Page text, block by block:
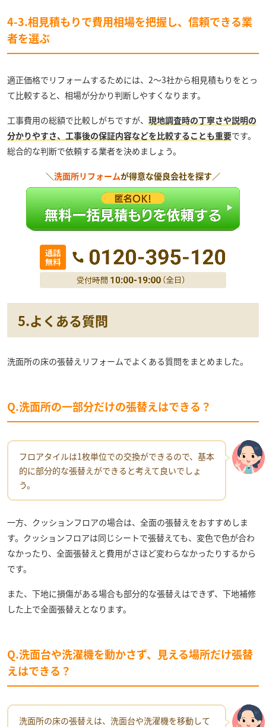
4-3.相見積もりで費用相場を把握し、信頼できる業
者を選ぶ
適正価格でリフォームするためには、2〜3社から相見積もりをとっ
て比較すると、相場が分かり判断しやすくなります。
工事費用の総額で比較しがちですが、 現地調査時の丁寧さや説明の
分かりやすさ、工事後の保証内容などを比較することも重要です。
総合的な判断で依頼する業者を決めましょう。
＼洗面所リフォームが得意な優良会社を探す／
5.よくある質問
洗面所の床の張替えリフォームでよくある質問をまとめました。
Q.洗面所の一部分だけの張替えはできる？
フロアタイルは1枚単位での交換ができるので、基本
的に部分的な張替えができると考えて良いでしょ
う。
一方、クッションフロアの場合は、全面の張替えをおすすめしま
す。クッションフロアは同じシートで張替えても、変色で色が合わ
なかったり、全面張替えと費用がさほど変わらなかったりするから
です。
また、下地に損傷がある場合も部分的な張替えはできず、下地補修
した上で全面張替えとなります。
Q.洗面台や洗濯機を動かさず、見える場所だけ張替
えはできる？
洗面所の床の張替えは、洗面台や洗濯機を移動して